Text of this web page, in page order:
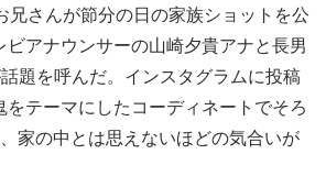
兄さんが節分の日の家族ショットを公
アナウンサーの山崎夕貴アナと長男
題を呼んだ。インスタグラムに投稿
をテーマにしたコーディネートでそろ
家の中とは思えないほどの気合いが